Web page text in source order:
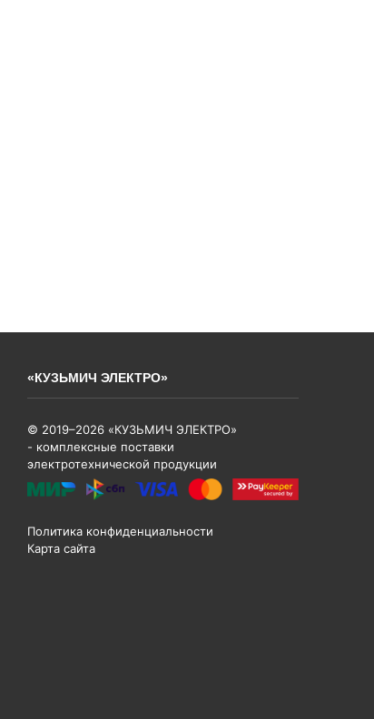
«КУЗЬМИЧ ЭЛЕКТРО»
© 2019–2026 «КУЗЬМИЧ ЭЛЕКТРО»
- комплексные поставки
электротехнической продукции
Политика конфиденциальности
Карта сайта